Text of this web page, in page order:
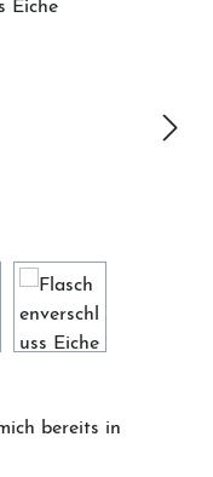
bereits in